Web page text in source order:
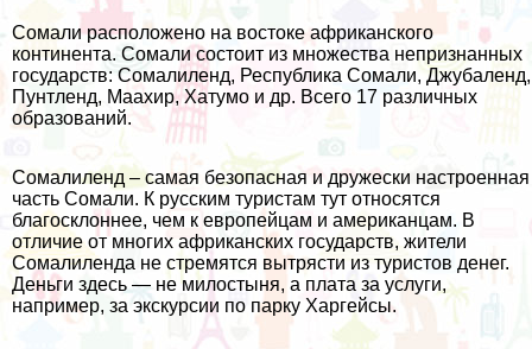
Сомали расположено на востоке африканского
континента. Сомали состоит из множества непризнанных
государств: Сомалиленд, Республика Сомали, Джубаленд,
Пунтленд, Маахир, Хатумо и др. Всего 17 различных
образований.
Сомалиленд – самая безопасная и дружески настроенная
часть Сомали. К русским туристам тут относятся
благосклоннее, чем к европейцам и американцам. В
отличие от многих африканских государств, жители
Сомалиленда не стремятся вытрясти из туристов денег.
Деньги здесь — не милостыня, а плата за услуги,
например, за экскурсии по парку Харгейсы.